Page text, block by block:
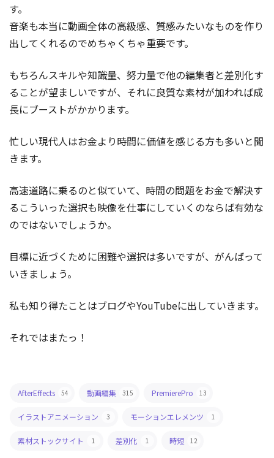
す。
音楽も本当に動画全体の高級感、質感みたいなものを作り
出してくれるのでめちゃくちゃ重要です。
もちろんスキルや知識量、努力量で他の編集者と差別化す
ることが望ましいですが、それに良質な素材が加われば成
長にブーストがかかります。
忙しい現代人はお金より時間に価値を感じる方も多いと聞
きます。
高速道路に乗るのと似ていて、時間の問題をお金で解決す
るこういった選択も映像を仕事にしていくのならば有効な
のではないでしょうか。
目標に近づくために困難や選択は多いですが、がんばって
いきましょう。
私も知り得たことはブログやYouTubeに出していきます。
それではまたっ！
AfterEffects 54 動画編集 315 PremierePro 13
イラストアニメーション 3 モーションエレメンツ 1
素材ストックサイト 1 差別化 1 時短 12